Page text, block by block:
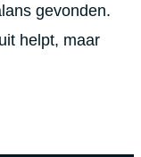
gevonden.
helpt, maar